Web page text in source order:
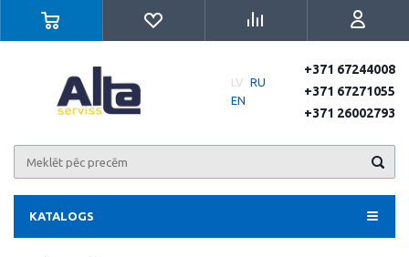
LV RU
EN
+371 67244008
+371 67271055
+371 26002793
KATALOGS